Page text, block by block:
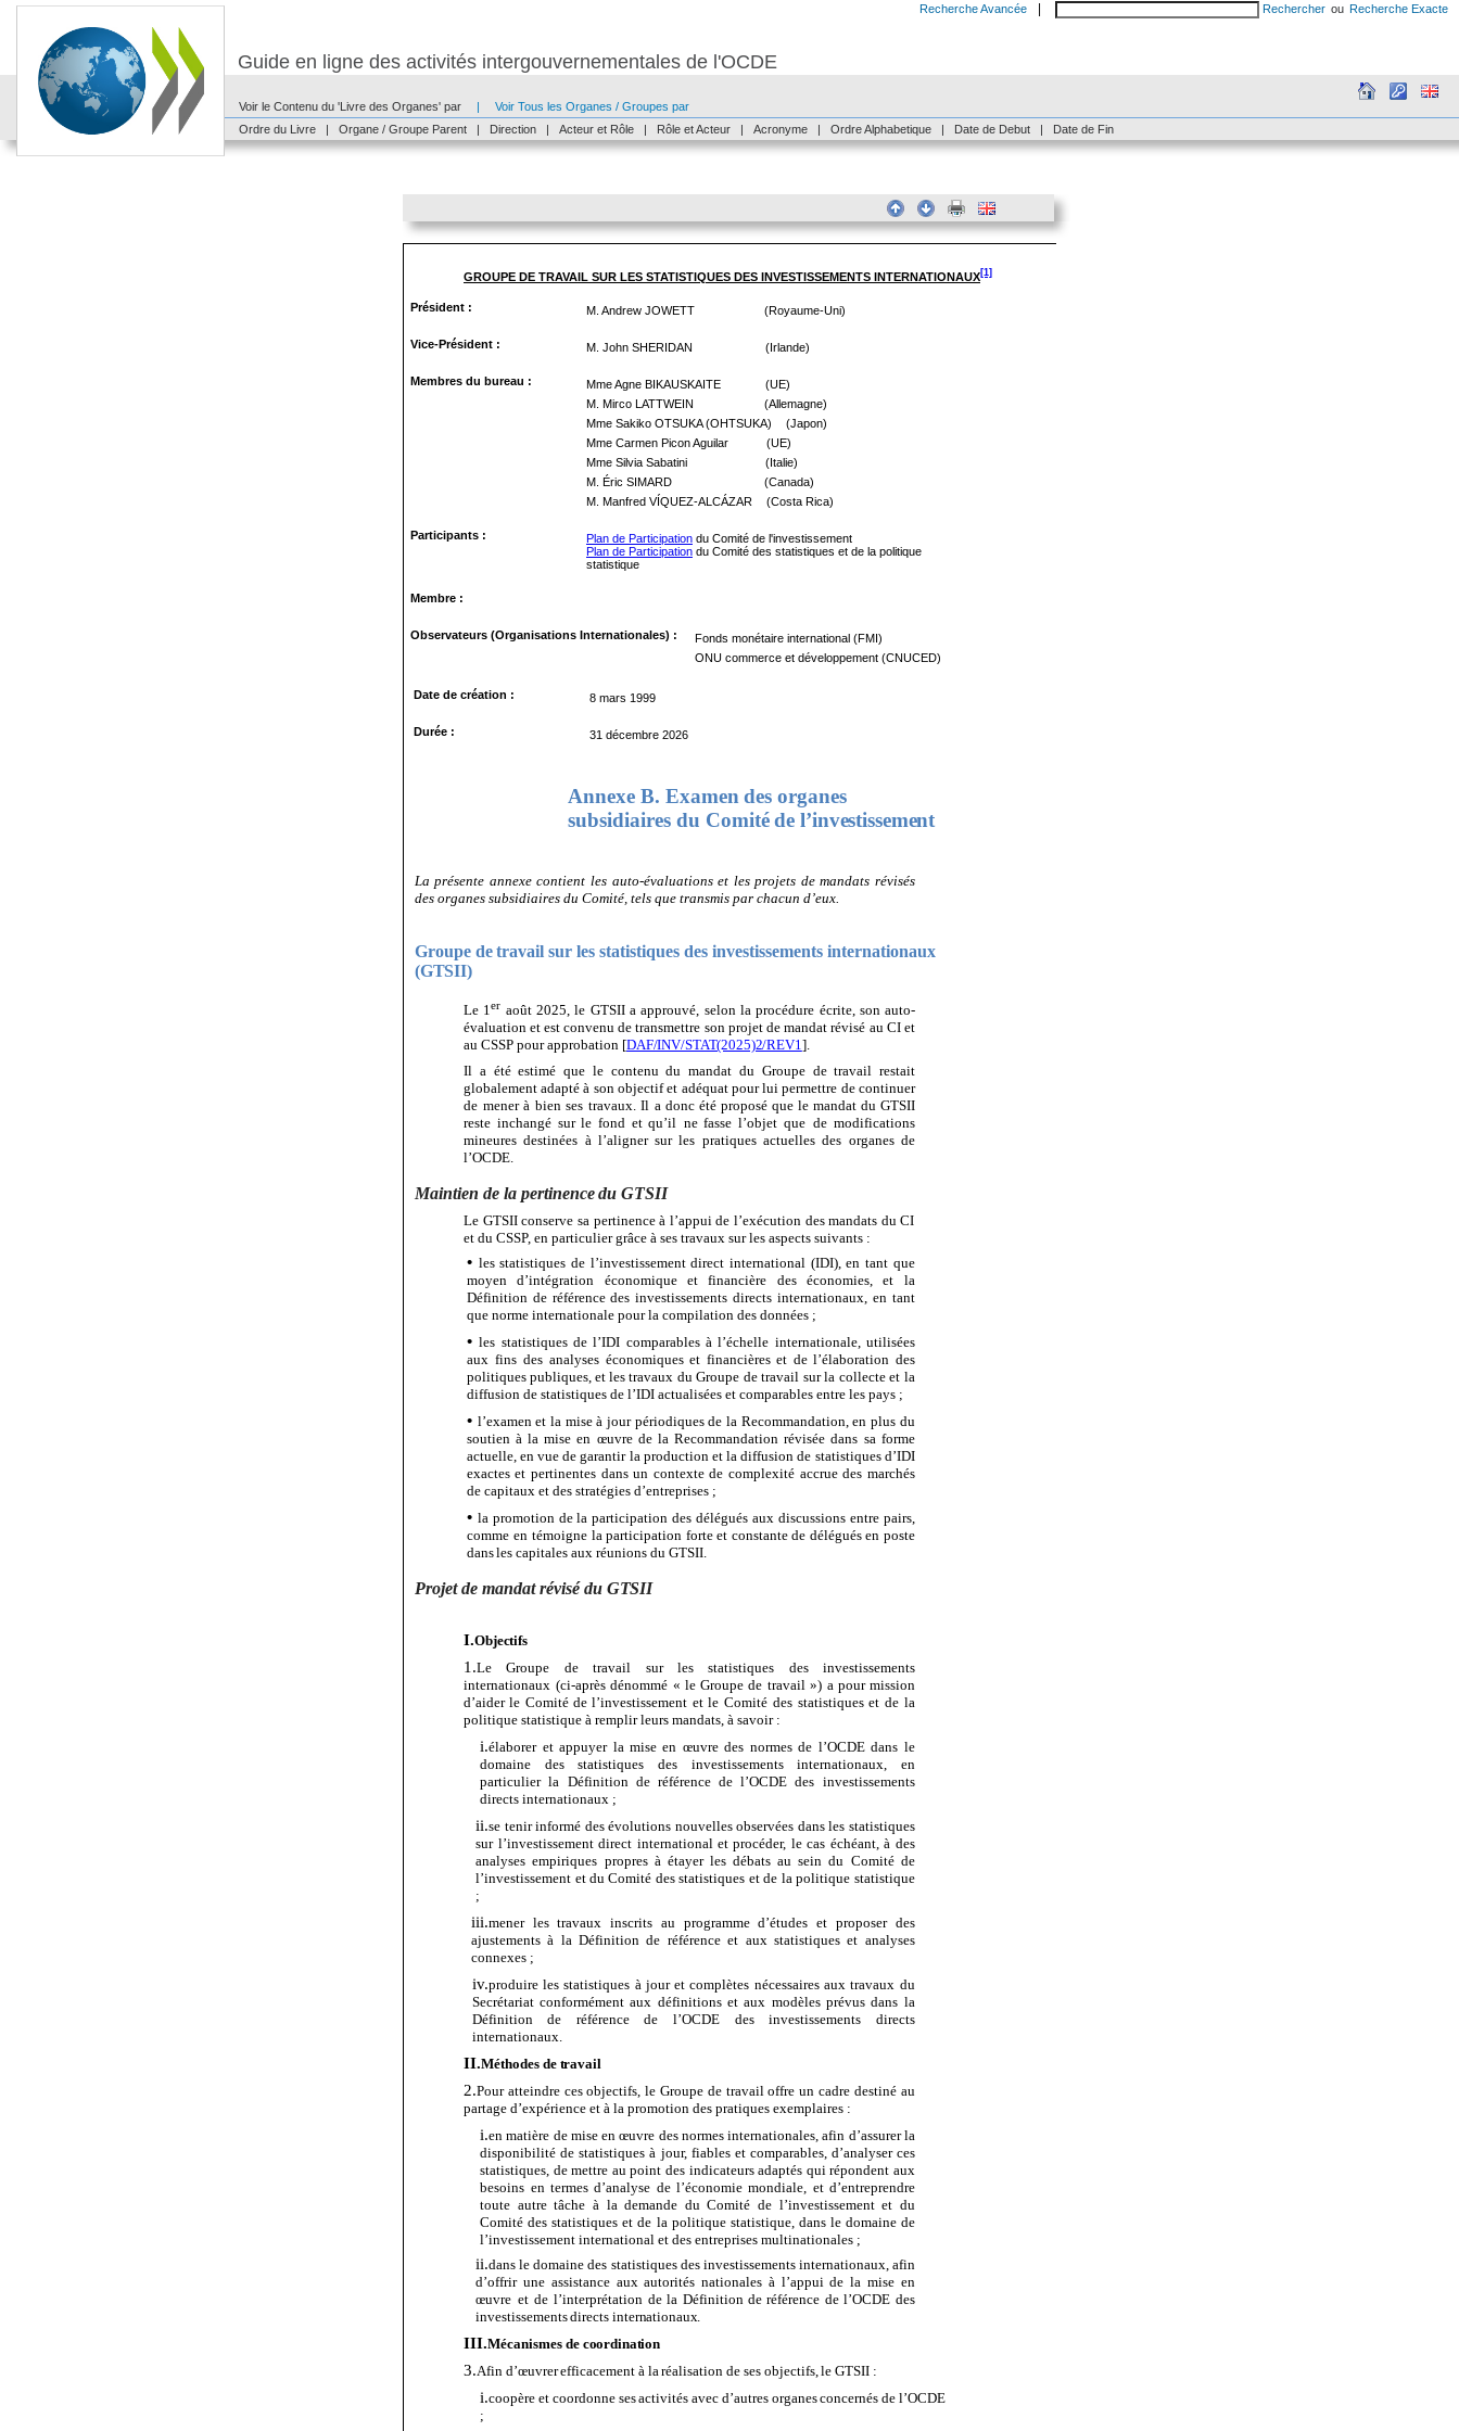
Guide en ligne des activités intergouvernementales de l'OCDE
Recherche Avancée Rechercher ou Recherche Exacte
Voir le Contenu du 'Livre des Organes' par |
Voir Tous les Organes / Groupes par
Ordre du Livre
| Organe / Groupe Parent | Direction | Acteur et Rôle | Rôle et Acteur | Acronyme | Ordre Alphabetique | Date de Debut | Date de Fin
GROUPE DE TRAVAIL SUR LES STATISTIQUES DES INVESTISSEMENTS INTERNATIONAUX[1]
Président : M. Andrew JOWETT (Royaume-Uni)
Vice-Président : M. John SHERIDAN (Irlande)
Membres du bureau : Mme Agne BIKAUSKAITE
(UE)
M. Mirco LATTWEIN
(Allemagne)
Mme Sakiko OTSUKA (OHTSUKA)
(Japon)
Mme Carmen Picon Aguilar
(UE)
Mme Silvia Sabatini
(Italie)
M. Éric SIMARD
(Canada)
M. Manfred VÍQUEZ-ALCÁZAR
(Costa Rica)
Participants : Plan de Participation du Comité de l'investissement
Plan de Participation du Comité des statistiques et de la politique
statistique
Membre :
Observateurs (Organisations Internationales) :
Fonds monétaire international (FMI)
ONU commerce et développement (CNUCED)
Date de création : 8 mars 1999
Durée : 31 décembre 2026
Annexe B. Examen des organes
subsidiaires du Comité del’investissement
La présente annexe contient les auto-évaluations et les projets de mandats révisés
des organes subsidiaires du Comité, tels que transmis par chacun d’eux.
Groupe de travail sur les statistiques des investissements internationaux
(GTSII)
Le 1er août 2025, le GTSII a approuvé, selon la procédure écrite, son auto-
évaluation et est convenu de transmettre son projet de mandat révisé au CI et
au CSSP pour approbation [DAF/INV/STAT(2025)2/REV1].
Il a été estimé que le contenu du mandat du Groupe de travail restait
globalement adapté à son objectif et adéquat pour lui permettre de continuer
de mener à bien ses travaux. Il a donc été proposé que le mandat du GTSII
reste inchangé sur le fond et qu’il ne fasse l’objet que de modifications
mineures destinées à l’aligner sur les pratiques actuelles des organes de
l’OCDE.
Maintien de la pertinence du GTSII
Le GTSII conserve sa pertinence à l’appui de l’exécution des mandats du CI
et du CSSP, en particulier grâce à ses travaux sur les aspects suivants :
• les statistiques de l’investissement direct international (IDI), en tant que
moyen d’intégration économique et financière des économies, et la
Définition de référence des investissements directs internationaux, en tant
que norme internationale pour la compilation des données ;
•les statistiques de l’IDI comparables à l’échelle internationale, utilisées
aux fins des analyses économiques et financières et de l’élaboration des
politiques publiques, et les travaux du Groupe de travail sur la collecte et la
diffusion de statistiques de l’IDI actualisées et comparables entre les pays ;
• l’examen et la mise à jour périodiques de la Recommandation, en plus du
soutien à la mise en œuvre de la Recommandation révisée dans sa forme
actuelle, en vue de garantir la production et la diffusion de statistiques d’IDI
exactes et pertinentes dans un contexte de complexité accrue des marchés
de capitaux et des stratégies d’entreprises ;
• la promotion de la participation des délégués aux discussions entre pairs,
comme en témoigne la participation forte et constante de délégués en poste
dansles capitales aux réunions du GTSII.
Projet de mandat révisé du GTSII
I.Objectifs
1.Le Groupe de travail sur les statistiques des investissements
internationaux (ci-après dénommé « le Groupe de travail ») a pour mission
d’aider le Comité de l’investissement et le Comité des statistiques et de la
politique statistique à remplir leurs mandats, à savoir :
i.élaborer et appuyer la mise en œuvre des normes de l’OCDE dans le
domaine desstatistiques des investissements internationaux, en
particulier la Définition de référence de l’OCDE des investissements
directs internationaux ;
ii.se tenir informé des évolutions nouvelles observées dans les statistiques
sur l’investissement direct international et procéder, le cas échéant, à des
analyses empiriques propres à étayer les débats au sein du Comité de
l’investissement et du Comité des statistiques et de la politique statistique
;
iii.mener les travaux inscrits au programme d’études et proposer des
ajustements à la Définition de référence et aux statistiques et analyses
connexes ;
iv.produire les statistiques à jour et complètes nécessaires aux travaux du
Secrétariat conformément aux définitions et aux modèles prévus dans la
Définition de référence de l’OCDE des investissements directs
internationaux.
II.Méthodes de travail
2.Pour atteindre ces objectifs, le Groupe de travail offre un cadre destiné au
partage d’expérience et à la promotion des pratiques exemplaires :
i.en matière de mise en œuvre des normes internationales, afin d’assurer la
disponibilité de statistiques à jour, fiables et comparables, d’analyser ces
statistiques, de mettre au point des indicateurs adaptés qui répondent aux
besoins en termes d’analyse de l’économie mondiale, et d’entreprendre
toute autre tâche à la demande du Comité de l’investissement et du
Comité des statistiques et de la politique statistique, dans le domaine de
l’investissement international et des entreprises multinationales ;
ii.dans le domaine des statistiques des investissements internationaux, afin
d’offrir une assistance aux autorités nationales à l’appui de la mise en
œuvre et de l’interprétation de la Définition de référence de l’OCDE des
investissementsdirectsinternationaux.
III.Mécanismes de coordination
3.Afin d’œuvrerefficacement à la réalisation de ses objectifs, le GTSII :
i.coopère et coordonne sesactivités avec d’autres organesconcernés de l’OCDE
;